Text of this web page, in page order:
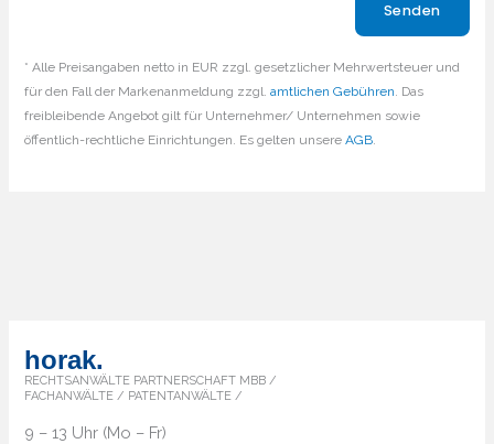
* Alle Preisangaben netto in EUR zzgl. gesetzlicher Mehrwertsteuer und
für den Fall der Markenanmeldung zzgl.amtlichen Gebühren. Das
freibleibende Angebot gilt für Unternehmer/ Unternehmen sowie
öffentlich-rechtliche Einrichtungen. Es gelten unsereAGB.
horak.
RECHTSANWÄLTE PARTNERSCHAFT MBB /
FACHANWÄLTE / PATENTANWÄLTE /
9 – 13 Uhr (Mo – Fr)